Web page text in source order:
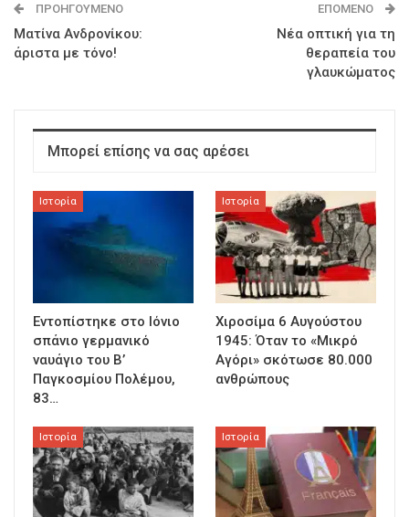
ΠΡΟΗΓΟΎΜΕΝΟ
Ματίνα Ανδρονίκου:
άριστα με τόνο!
ΕΠΌΜΕΝΟ
Νέα οπτική για τη
θεραπεία του
γλαυκώματος
Μπορεί επίσης να σας αρέσει
Ιστορία
Εντοπίστηκε στο Ιόνιο
σπάνιο γερμανικό
ναυάγιο του Β’
Παγκοσμίου Πολέμου,
83…
Ιστορία
Χιροσίμα 6 Αυγούστου
1945: Όταν το «Μικρό
Αγόρι» σκότωσε 80.000
ανθρώπους
Ιστορία Ιστορία